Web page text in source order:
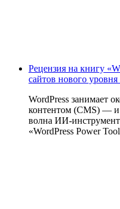
Рецензия на книгу
сайтов нового
WordPress занимает
контентом (CMS) — и
волна
«WordPress Power